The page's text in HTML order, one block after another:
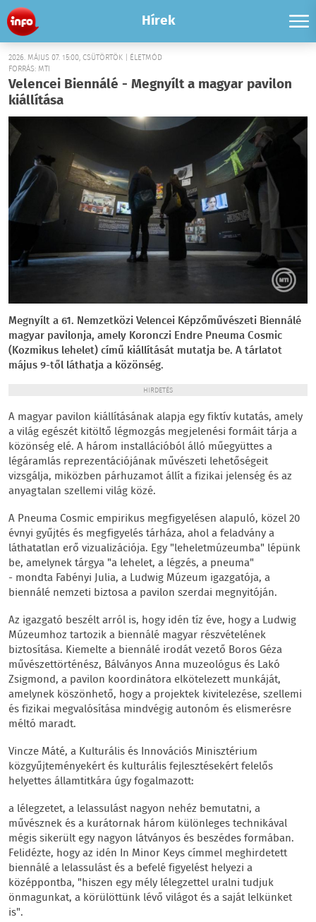
Hírek
2026. MÁJUS 07. 15:00, CSÜTÖRTÖK | ÉLETMÓD
FORRÁS: MTI
Velencei Biennálé - Megnyílt a magyar pavilon
kiállítása
Megnyílt a 61. Nemzetközi Velencei Képzőművészeti Biennálé
magyar pavilonja, amely Koronczi Endre Pneuma Cosmic
(Kozmikus lehelet) című kiállítását mutatja be. A tárlatot
május 9-től láthatja a közönség.
HIRDETÉS
A magyar pavilon kiállításának alapja egy fiktív kutatás, amely
a világ egészét kitöltő légmozgás megjelenési formáit tárja a
közönség elé. A három installációból álló műegyüttes a
légáramlás reprezentációjának művészeti lehetőségeit
vizsgálja, miközben párhuzamot állít a fizikai jelenség és az
anyagtalan szellemi világ közé.
A Pneuma Cosmic empirikus megfigyelésen alapuló, közel 20
évnyi gyűjtés és megfigyelés tárháza, ahol a feladvány a
láthatatlan erő vizualizációja. Egy "leheletmúzeumba" lépünk
be, amelynek tárgya "a lehelet, a légzés, a pneuma"
- mondta Fabényi Julia, a Ludwig Múzeum igazgatója, a
biennálé nemzeti biztosa a pavilon szerdai megnyitóján.
Az igazgató beszélt arról is, hogy idén tíz éve, hogy a Ludwig
Múzeumhoz tartozik a biennálé magyar részvételének
biztosítása. Kiemelte a biennálé irodát vezető Boros Géza
művészettörténész, Bálványos Anna muzeológus és Lakó
Zsigmond, a pavilon koordinátora elkötelezett munkáját,
amelynek köszönhető, hogy a projektek kivitelezése, szellemi
és fizikai megvalósítása mindvégig autonóm és elismerésre
méltó maradt.
Vincze Máté, a Kulturális és Innovációs Minisztérium
közgyűjteményekért és kulturális fejlesztésekért felelős
helyettes államtitkára úgy fogalmazott:
a lélegzetet, a lelassulást nagyon nehéz bemutatni, a
művésznek és a kurátornak három különleges technikával
mégis sikerült egy nagyon látványos és beszédes formában.
Felidézte, hogy az idén In Minor Keys címmel meghirdetett
biennálé a lelassulást és a befelé figyelést helyezi a
középpontba, "hiszen egy mély lélegzettel uralni tudjuk
önmagunkat, a körülöttünk lévő világot és a saját lelkünket
is".